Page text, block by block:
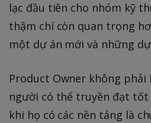
lạc đầu tiên cho nhóm kỹ
thậm chí còn quan trọng
một dự án mới và những
Product Owner không phải
người có thể truyền đạt tốt
khi họ có các nền tảng là